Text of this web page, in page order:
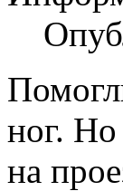
ног.
на